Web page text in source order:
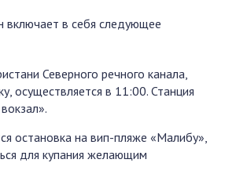
включает в себя следующее
Северного речного канала,
осуществляется в 11:00. Станция
остановка на вип-пляже «Малибу»,
для купания желающим